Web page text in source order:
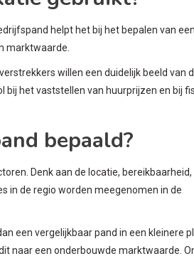
helpt het bij het bepalen van een
marktwaarde.
willen een duidelijk beeld van
bij het vaststellen van huurprijzen en bij
bepaald?
Denk aan de locatie,
in de regio worden meegenomen in de
een vergelijkbaar pand in een kleinere
naar een onderbouwde marktwaarde.